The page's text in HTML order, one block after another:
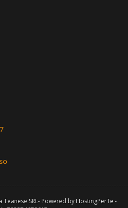
SRL- Powered by HostingPerTe -